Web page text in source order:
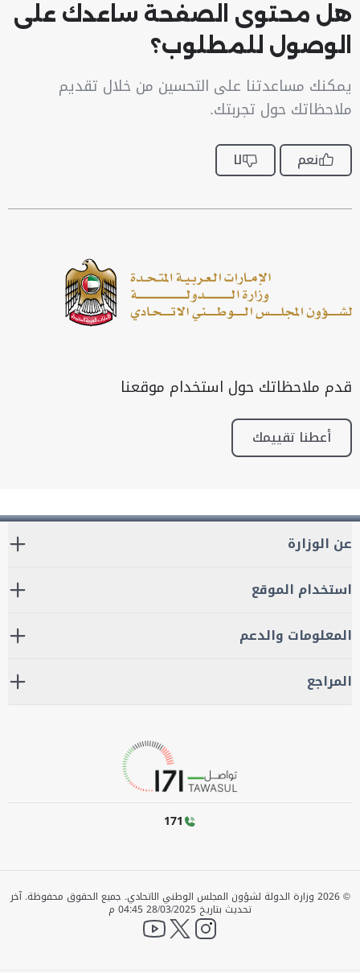
هل محتوى الصفحة ساعدك على
الوصول للمطلوب؟
يمكنك مساعدتنا على التحسين من خلال تقديم
ملاحظاتك حول تجربتك.
نعم لا
قدم ملاحظاتك حول استخدام موقعنا
أعطنا تقييمك
عن الوزارة
استخدام الموقع
المعلومات والدعم
المراجع
171
©
2026 وزارة الدولة لشؤون المجلس الوطني الاتحادي. جميع الحقوق محفوظة.آخر
تحديث بتاريخ 28/03/2025 04:45 م
instagram
twitter
YouTube